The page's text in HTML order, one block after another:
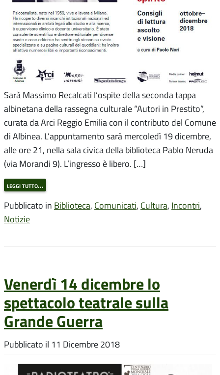
Sarà Massimo Recalcati l’ospite della seconda tappa
albinetana della rassegna culturale “Autori in Prestito”,
curata da Arci Reggio Emilia con il contributo del Comune
di Albinea. L’appuntamento sarà mercoledì 19 dicembre,
alle ore 21, nella sala civica della biblioteca Pablo Neruda
(via Morandi 9). L’ingresso è libero. […]
leggi tutto…
Pubblicato in Biblioteca, Comunicati, Cultura, Incontri,
Notizie
Venerdì 14 dicembre lo
spettacolo teatrale sulla
Grande Guerra
Pubblicato il 11 Dicembre 2018